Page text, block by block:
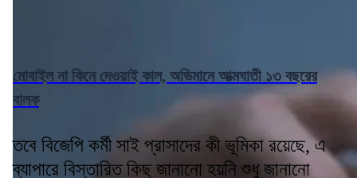
মোবাইল না কিনে দেওয়াই কাল, অভিমানে আত্মঘাতী ১৩ বছরের
বালক
তবে বিজেপি কর্মী সাই প্রাসাদের কী ভূমিকা রয়েছে, এ
ব্যাপারে বিস্তারিত কিছু জানানো হয়নি শুধু জানানো